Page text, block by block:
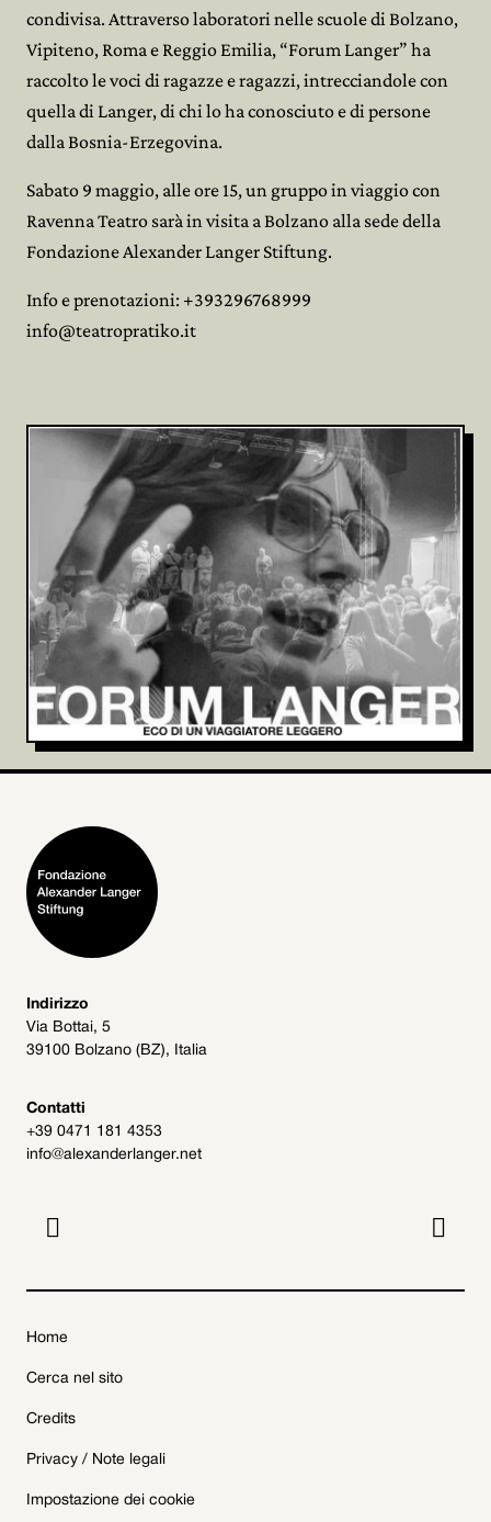
condivisa. Attraverso laboratori nelle scuole di Bolzano,
Vipiteno, Roma e Reggio Emilia, “Forum Langer” ha
raccolto le voci di ragazze e ragazzi, intrecciandole con
quella di Langer, di chi lo ha conosciuto e di persone
dalla Bosnia-Erzegovina.
Sabato 9 maggio, alle ore 15, un gruppo in viaggio con
Ravenna Teatro sarà in visita a Bolzano alla sede della
Fondazione Alexander Langer Stiftung.
Info e prenotazioni: +393296768999
info@teatropratiko.it
Indirizzo
Via Bottai, 5
39100 Bolzano (BZ), Italia
Contatti
+39 0471 181 4353
info@alexanderlanger.net
 
Home
Cerca nel sito
Credits
Privacy / Note legali
Impostazione dei cookie